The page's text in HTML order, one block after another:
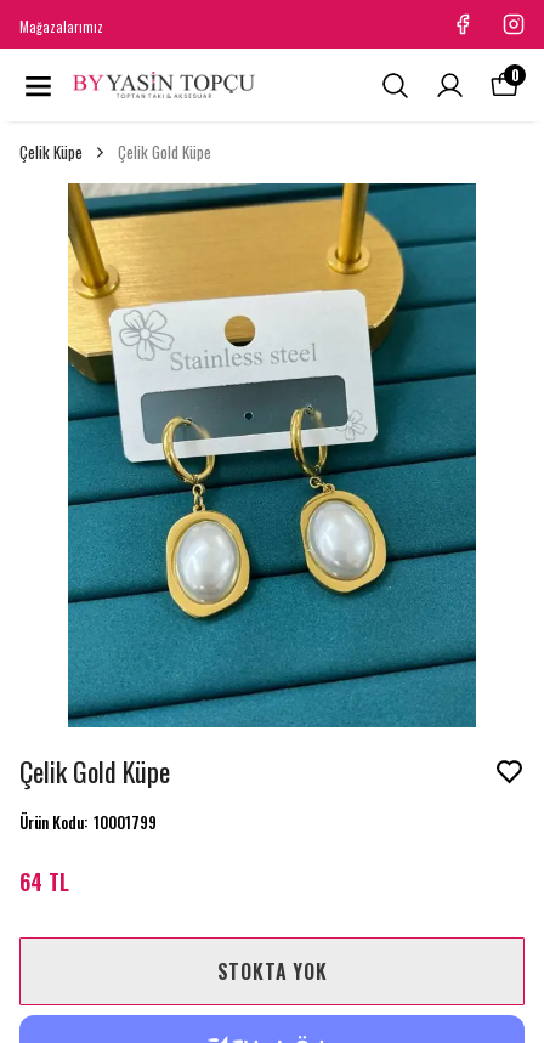
Mağazalarımız
0
Çelik Küpe Çelik Gold Küpe
Çelik Gold Küpe
Ürün Kodu: 10001799
64 TL
STOKTA YOK